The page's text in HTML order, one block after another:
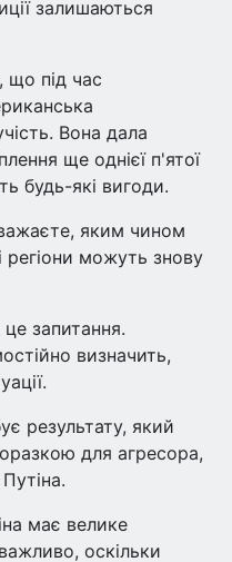
залишаються
що під час
Вона дала
ще однієї п'ятої
будь-які вигоди.
яким чином
регіони можуть знову
це запитання.
визначить,
результату, який
для агресора,
має велике
оскільки